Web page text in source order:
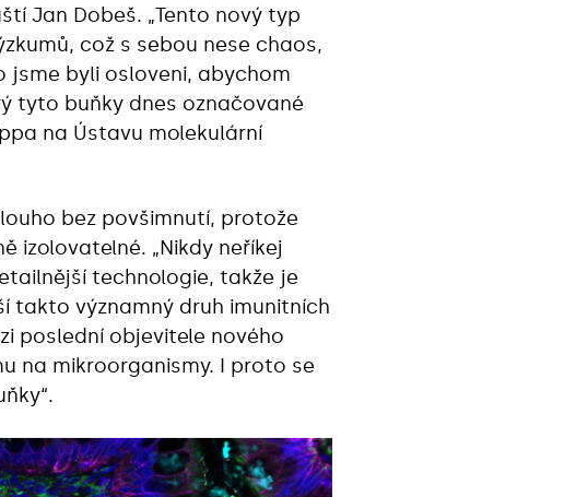
Jan Dobeš. „Tento nový typ
což s sebou nese chaos,
jsme byli osloveni, abychom
tyto buňky dnes označované
na Ústavu molekulární
bez povšimnutí, protože
izolovatelné. „Nikdy neříkej
technologie, takže je
takto významný druh imunitních
poslední objevitele nového
na mikroorganismy. I proto se